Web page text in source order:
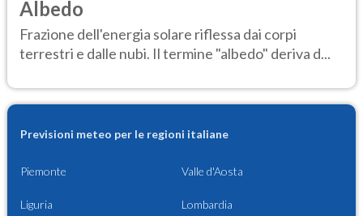
Albedo
Frazione dell'energia solare riflessa dai corpi
terrestri e dalle nubi. Il termine "albedo" deriva d...
Previsioni meteo per le regioni italiane
Piemonte Valle d'Aosta
Liguria Lombardia